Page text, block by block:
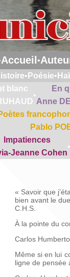
Accueil •
• Poésie•
blanc
•
En
Anne
Pablo
Impatiences
Jeanne Cohen
•
« Savoir que
bien avant le
C.H.S.
À la pointe du
Carlos
Même si en lui
ligne de pensée